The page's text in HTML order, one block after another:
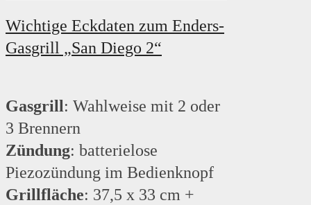
Wichtige Eckdaten zum Enders-
Gasgrill „San Diego 2“
Gasgrill: Wahlweise mit 2 oder
3 Brennern
Zündung: batterielose
Piezozündung im Bedienknopf
Grillfläche: 37,5 x 33 cm +